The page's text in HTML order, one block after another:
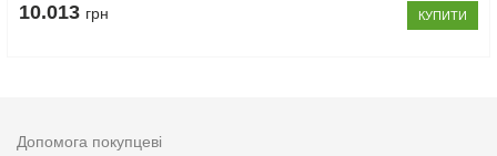
10.013 грн КУПИТИ
Допомога покупцеві